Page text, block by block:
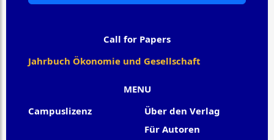
MENU
Campuslizenz
Über den Verlag
Für Autoren
Call for Papers
Jahrbuch Ökonomie und Gesellschaft